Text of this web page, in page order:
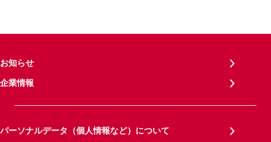
お知らせ
企業情報
パーソナルデータ（個人情報など）について